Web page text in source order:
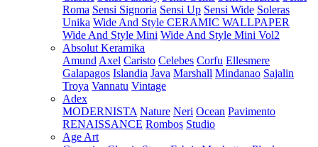
Roma Sensi Signoria Sensi Up Sensi Wide Soleras
Unika Wide And Style CERAMIC WALLPAPER
Wide And Style Mini Wide And Style Mini Vol2
Absolut Keramika
Amund Axel Caristo Celebes Corfu Ellesmere
Galapagos Islandia Java Marshall Mindanao Sajalin
Troya Vannatu Vintage
Adex
MODERNISTA Nature Neri Ocean Pavimento
RENAISSANCE Rombos Studio
Age Art